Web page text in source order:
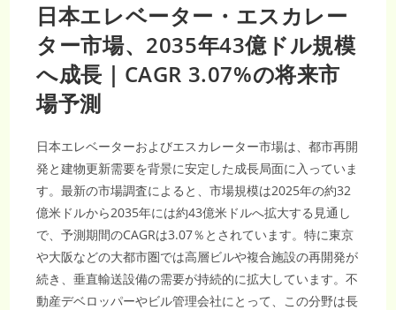
要
と
な
る
貿
易
監
ム
市
場、
2035
年
151
億
1,000
万
米
ド
ル
｜
CAGR15.4%
日本エレベーター・エスカレー
ター市場、2035年43億ドル規模
へ成長｜CAGR 3.07%の将来市
場予測
日本エレベーターおよびエスカレーター市場は、都市再開
発と建物更新需要を背景に安定した成長局面に入っていま
す。最新の市場調査によると、市場規模は2025年の約32
億米ドルから2035年には約43億米ドルへ拡大する見通し
で、予測期間のCAGRは3.07％とされています。特に東京
や大阪などの大都市圏では高層ビルや複合施設の再開発が
続き、垂直輸送設備の需要が持続的に拡大しています。不
動産デベロッパーやビル管理会社にとって、この分野は長